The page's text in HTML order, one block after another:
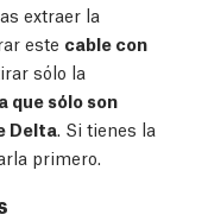
extraer la
este cable con
sólo la
que sólo son
Delta. Si tienes la
primero.